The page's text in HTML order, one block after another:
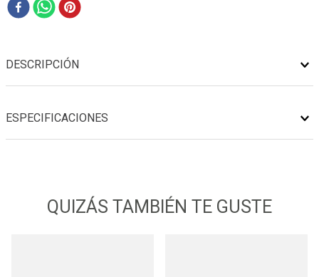
DESCRIPCIÓN
ESPECIFICACIONES
QUIZÁS TAMBIÉN TE GUSTE